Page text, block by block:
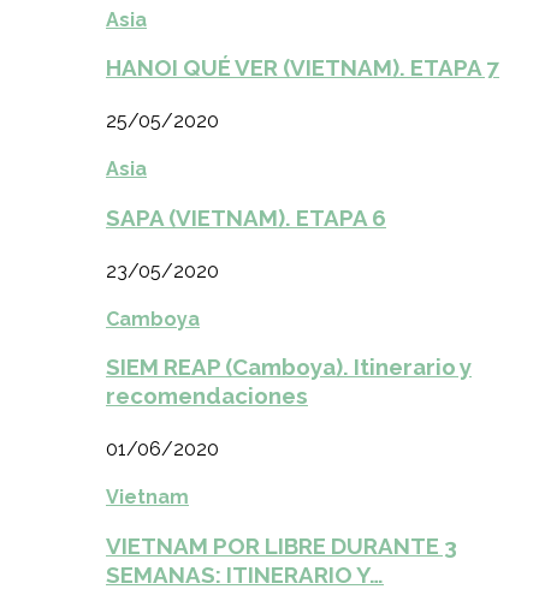
Asia
HANOI QUÉ VER (VIETNAM). ETAPA 7
25/05/2020
Asia
SAPA (VIETNAM). ETAPA 6
23/05/2020
Camboya
SIEM REAP (Camboya). Itinerario y
recomendaciones
01/06/2020
Vietnam
VIETNAM POR LIBRE DURANTE 3
SEMANAS: ITINERARIO Y…